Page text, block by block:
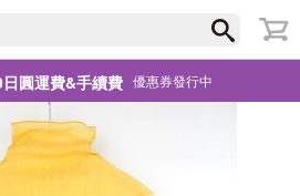
圓運費&手續費 優惠券發行中